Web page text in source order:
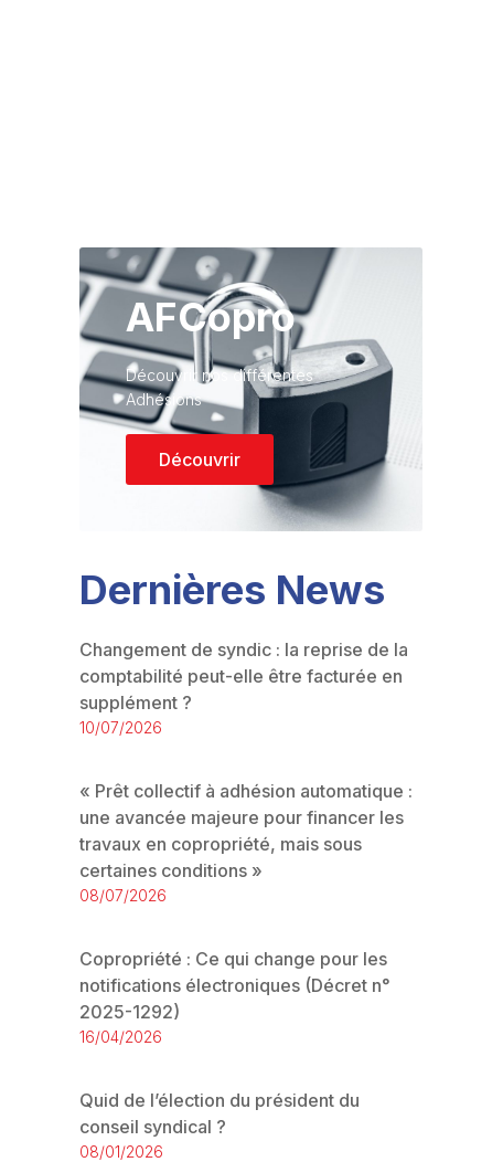
AFCopro
Découvrir nos différentes
Adhésions
Découvrir
Dernières News
Changement de syndic : la reprise de la
comptabilité peut-elle être facturée en
supplément ?
10/07/2026
« Prêt collectif à adhésion automatique :
une avancée majeure pour financer les
travaux en copropriété, mais sous
certaines conditions »
08/07/2026
Copropriété : Ce qui change pour les
notifications électroniques (Décret n°
2025-1292)
16/04/2026
Quid de l’élection du président du
conseil syndical ?
08/01/2026